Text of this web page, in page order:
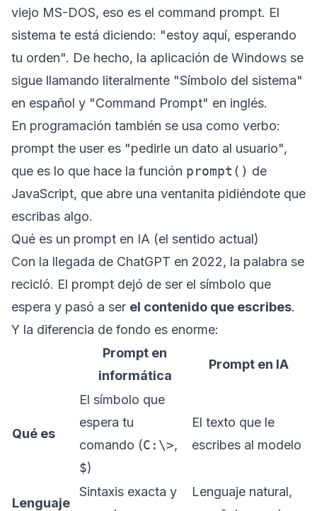
viejo MS-DOS, eso es el command prompt. El
sistema te está diciendo: "estoy aquí, esperando
tu orden". De hecho, la aplicación de Windows se
sigue llamando literalmente "Símbolo del sistema"
en español y "Command Prompt" en inglés.
En programación también se usa como verbo:
prompt the user es "pedirle un dato al usuario",
que es lo que hace la función prompt() de
JavaScript, que abre una ventanita pidiéndote que
escribas algo.
Qué es un prompt en IA (el sentido actual)
Con la llegada de ChatGPT en 2022, la palabra se
recicló. El prompt dejó de ser el símbolo que
espera y pasó a ser el contenido que escribes.
Y la diferencia de fondo es enorme:
Prompt en
informática
Prompt en IA
Qué es
El símbolo que
espera tu
comando (C:\>,
$)
El texto que le
escribes al modelo
Lenguaje
Sintaxis exacta y
Lenguaje natural,